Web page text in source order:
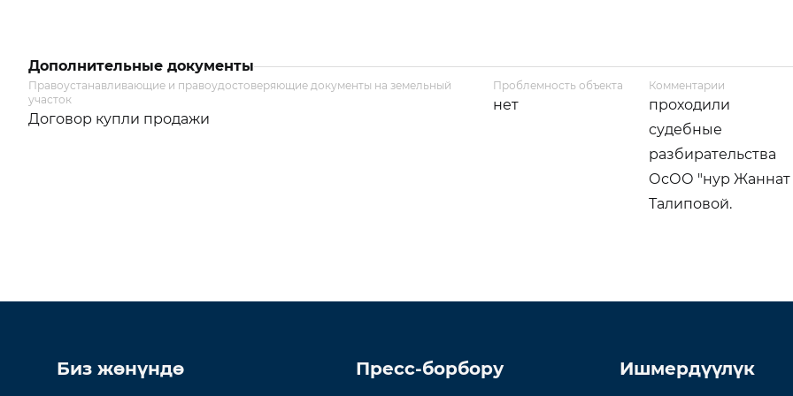
Дополнительные документы
Правоустанавливающие и правоудостоверяющие документы на земельный
участок
Договор купли продажи
Проблемность объекта
нет
Комментарии
проходили
судебные
разбирательства
ОсОО "нур Жаннат
Талиповой.
Биз жөнүндө Пресс-борбору Ишмердүүлүк